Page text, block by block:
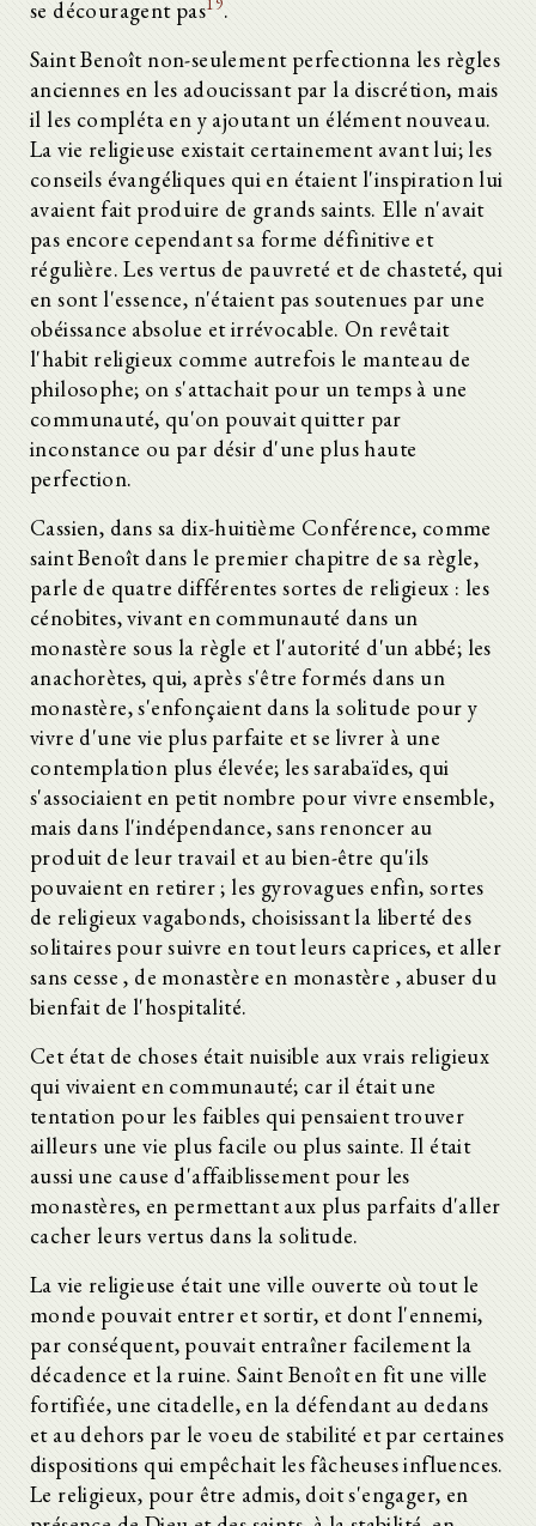
se découragent pas
.
Saint Benoît non-seulement perfectionna les règles
anciennes en les adoucissant par la discrétion, mais
il les compléta en y ajoutant un élément nouveau.
La vie religieuse existait certainement avant lui; les
conseils évangéliques qui en étaient l'inspiration lui
avaient fait produire de grands saints. Elle n'avait
pas encore cependant sa forme définitive et
régulière. Les vertus de pauvreté et de chasteté, qui
en sont l'essence, n'étaient pas soutenues par une
obéissance absolue et irrévocable. On revêtait
l'habit religieux comme autrefois le manteau de
philosophe; on s'attachait pour un temps à une
communauté, qu'on pouvait quitter par
inconstance ou par désir d'une plus haute
perfection.
Cassien, dans sa dix-huitième Conférence, comme
saint Benoît dans le premier chapitre de sa règle,
parle de quatre différentes sortes de religieux : les
cénobites, vivant en communauté dans un
monastère sous la règle et l'autorité d'un abbé; les
anachorètes, qui, après s'être formés dans un
monastère, s'enfonçaient dans la solitude pour y
vivre d'une vie plus parfaite et se livrer à une
contemplation plus élevée; les sarabaïdes, qui
s'associaient en petit nombre pour vivre ensemble,
mais dans l'indépendance, sans renoncer au
produit de leur travail et au bien-être qu'ils
pouvaient en retirer ; les gyrovagues enfin, sortes
de religieux vagabonds, choisissant la liberté des
solitaires pour suivre en tout leurs caprices, et aller
sans cesse , de monastère en monastère , abuser du
bienfait de l'hospitalité.
Cet état de choses était nuisible aux vrais religieux
qui vivaient en communauté; car il était une
tentation pour les faibles qui pensaient trouver
ailleurs une vie plus facile ou plus sainte. Il était
aussi une cause d'affaiblissement pour les
monastères, en permettant aux plus parfaits d'aller
cacher leurs vertus dans la solitude.
La vie religieuse était une ville ouverte où tout le
monde pouvait entrer et sortir, et dont l'ennemi,
par conséquent, pouvait entraîner facilement la
décadence et la ruine. Saint Benoît en fit une ville
fortifiée, une citadelle, en la défendant au dedans
et au dehors par le voeu de stabilité et par certaines
dispositions qui empêchait les fâcheuses influences.
Le religieux, pour être admis, doit s'engager, en